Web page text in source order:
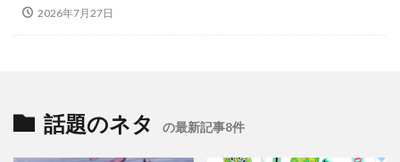
2026年7月27日
話題のネタ の最新記事8件